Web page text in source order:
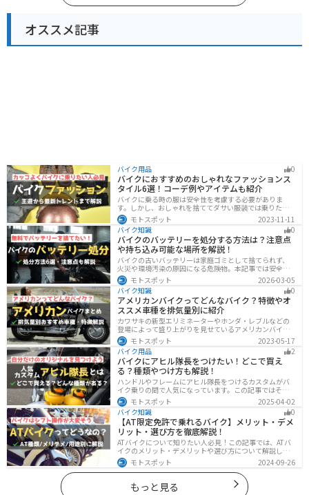
オススメ記事
バイク用品 0
バイクにおすすめのおしゃれなファッションス
タイル6選！コーデ例やアイテムも紹介
バイクに乗る時の服は安全性を考慮する必要がありま
す。しかし、おしゃれを捨ててダサい服装では乗りたく
ないですよね？せっかくならカッコよく風を切って街を
歩きたいもの。この記事では、そんな願いを叶えるた
め、王道から流行ファッションまでバイクに乗るときの
ファッションを解説します。
モトスポット
2023-11-11
バイク知識
0
バイクのバッテリーを処分する方法は？注意点
や持ち込み可能な場所を解説！
バイクの古いバッテリーは家庭ゴミとして捨てられず、
火災や環境汚染の原因になる危険物。本記事では安全な
保管方法や絶縁などの注意点、無料・低コストで回収し
てもらう方法、買い取りの可否を解説。ナップスやオー
トバックス、イエローハットなどの回収対応店舗も紹介
します。
モトスポット
2026-03-05
バイク知識
0
アメリカンバイクってどんなバイク？特徴やオ
ススメ車種を排気量別に紹介
カワサキの新型エリミネーターやホンダ・レブルなどの
登場によって盛り上がりを見せているアメリカンバイ
ク。スタイリッシュに乗れることはもちろん、ツーリン
グや通学通勤もこなせるアメリカンバイクの特徴や、オ
ススメの車種についてご紹介します！
モトスポット
2023-05-17
バイク用品
2
バイクにアヒル隊長をつけたい！どこで買え
る？種類やつけ方も解説！
ハンドルやフレームにアヒル隊長をつけるカスタムがバ
イク乗りの間で人気になっています。この記事ではそん
なアヒル隊長について、どこで買えるのかどんな種類が
あるのか、バイクに付ける際の注意点などまとめまし
た。アヒル隊長でオリジナルカスタムをしたい人は参考
にしてください。
モトスポット
2025-04-02
バイク知識
0
【AT限定免許で乗れるバイク】メリット・デメ
リット・選び方を徹底解説！
ATバイクについて知りたい人必見！この記事では、ATバ
イクのメリット・デメリットや選び方について解説しま
す。 実はAT限定免許で乗れるバイクの種類は多数ありま
す。記事を参考に、自分に合ったATバイクを選びましょ
う。
モトスポット 2024-09-26
もっと見る